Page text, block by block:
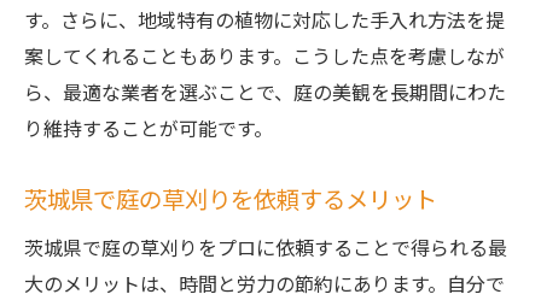
す。さらに、地域特有の植物に対応した手入れ方法を提
案してくれることもあります。こうした点を考慮しなが
ら、最適な業者を選ぶことで、庭の美観を長期間にわた
り維持することが可能です。
茨城県で庭の草刈りを依頼するメリット
茨城県で庭の草刈りをプロに依頼することで得られる最
大のメリットは、時間と労力の節約にあります。自分で